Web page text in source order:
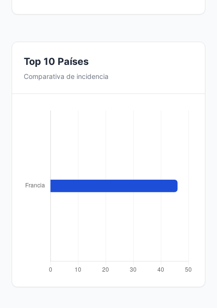
Top 10 Países
Comparativa de incidencia